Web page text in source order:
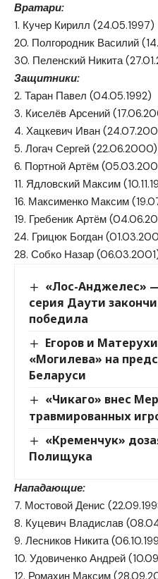
Вратари:
1. Кучер Кирилл (24.05.1997)
20. Полгородник Василий
30. Пеленский Никита
Защитники:
2. Таран Павел (04.05.1992)
3. Киселёв Арсений
4. Хацкевич Иван
5. Логач Сергей (22.06.2000)
6. Портной Артём
11. Ядловский Максим
16. Максименко Максим
19. Гребеник Артём
24. Грицюк Богдан
28. Собко Назар
«Лос-Анджелес»
серия Даути
победила
Егоров и
«Могилева» на
Беларуси
«Чикаго» внес
травмированных
«Кременчук»
Полищука
Нападающие:
7. Мостовой Денис
8. Куцевич Владислав
9. Лесников Никита
10. Удовиченко Андрей
12. Ромахин Максим